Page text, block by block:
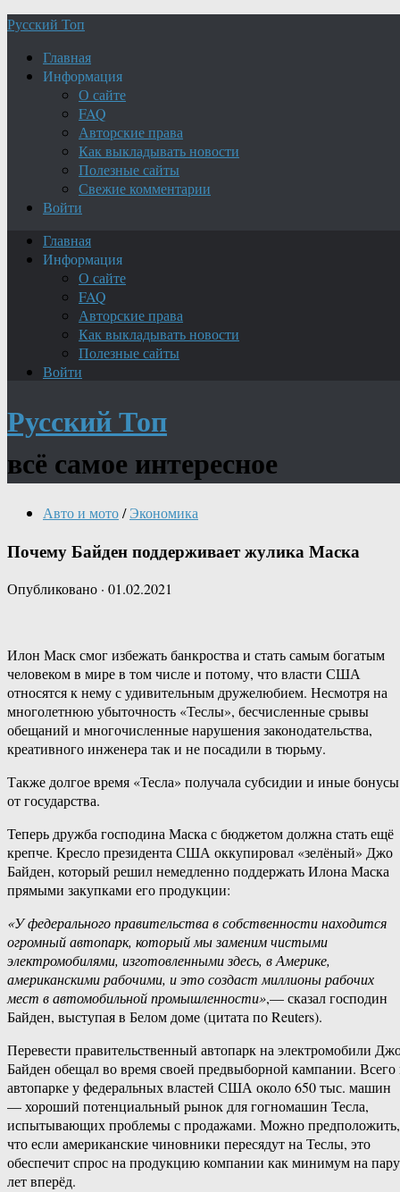
Русский Топ
Главная
Информация
О сайте
FAQ
Авторские права
Как выкладывать новости
Полезные сайты
Свежие комментарии
Войти
Главная
Информация
О сайте
FAQ
Авторские права
Как выкладывать новости
Полезные сайты
Войти
Русский Топ
всё самое интересное
Авто и мото/ Экономика
Почему Байден поддерживает жулика Маска
Опубликовано · 01.02.2021
Илон Маск смог избежать банкроства и стать самым богатым
человеком в мире в том числе и потому, что власти США
относятся к нему с удивительным дружелюбием. Несмотря на
многолетнюю убыточность «Теслы», бесчисленные срывы
обещаний и многочисленные нарушения законодательства,
креативного инженера так и не посадили в тюрьму.
Также долгое время «Тесла» получала субсидии и иные бонусы
от государства.
Теперь дружба господина Маска с бюджетом должна стать ещё
крепче. Кресло президента США оккупировал «зелёный» Джо
Байден, который решил немедленно поддержать Илона Маска
прямыми закупками его продукции:
«У федерального правительства в собственности находится
огромный автопарк, который мы заменим чистыми
электромобилями, изготовленными здесь, в Америке,
американскими рабочими, и это создаст миллионы рабочих
мест в автомобильной промышленности»,— сказал господин
Байден, выступая в Белом доме (цитата по Reuters).
Перевести правительственный автопарк на электромобили
Байден обещал во время своей предвыборной кампании. Всего
автопарке у федеральных властей США около 650 тыс. машин
— хороший потенциальный рынок для гогномашин Тесла,
испытывающих проблемы с продажами. Можно предположить,
что если американские чиновники пересядут на Теслы, это
обеспечит спрос на продукцию компании как минимум на пару
лет вперёд.